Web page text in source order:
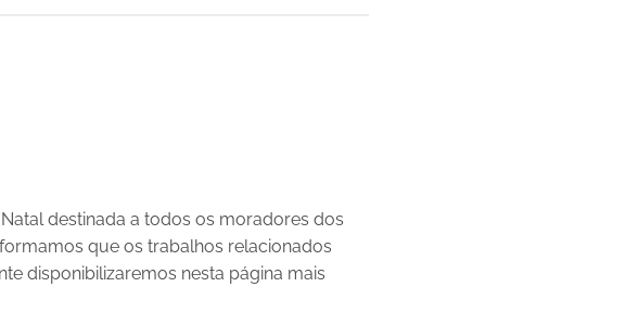
destinada a todos os moradores dos
que os trabalhos relacionados
disponibilizaremos nesta página mais